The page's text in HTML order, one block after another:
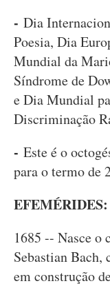
- Dia
Poesia, Dia
Mundial da
Síndrome de
e Dia Mundial
Discriminação
- Este é o
para o termo de
EFEMÉRIDES:
1685 -- Nasce o
Sebastian Bach,
em construção